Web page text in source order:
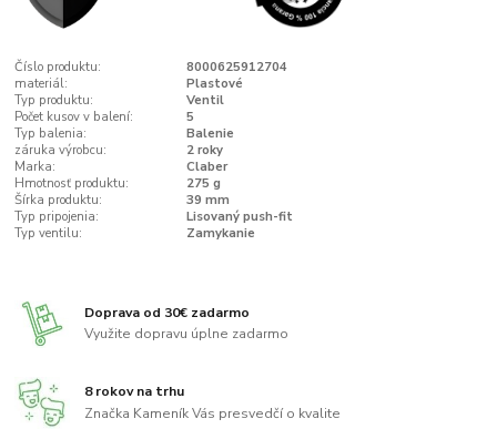
Číslo produktu:
8000625912704
materiál:
Plastové
Typ produktu:
Ventil
Počet kusov v balení:
5
Typ balenia:
Balenie
záruka výrobcu:
2 roky
Marka:
Claber
Hmotnosť produktu:
275 g
Šírka produktu:
39 mm
Typ pripojenia:
Lisovaný push-fit
Typ ventilu:
Zamykanie
Doprava od 30€ zadarmo
Využite dopravu úplne zadarmo
8 rokov na trhu
Značka Kameník Vás presvedčí o kvalite